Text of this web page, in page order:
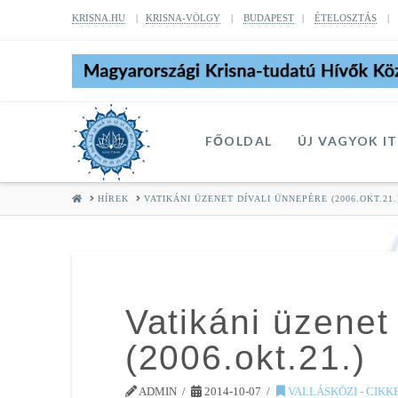
KRISNA.HU| KRISNA-VÖLGY| BUDAPEST| ÉTELOSZTÁS
FŐOLDAL ÚJ VAGYOK
HOMEHÍREK VATIKÁNI ÜZENET DÍVALI ÜNNEPÉRE
Vatikáni
(2006.okt.21.)
ADMIN 2014-10-07 VALLÁSKÖZI -